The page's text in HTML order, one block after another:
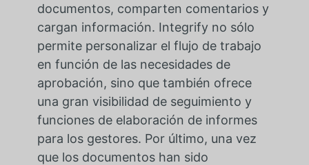
documentos, comparten comentarios y
cargan información. Integrify no sólo
permite personalizar el flujo de trabajo
en función de las necesidades de
aprobación, sino que también ofrece
una gran visibilidad de seguimiento y
funciones de elaboración de informes
para los gestores. Por último, una vez
que los documentos han sido